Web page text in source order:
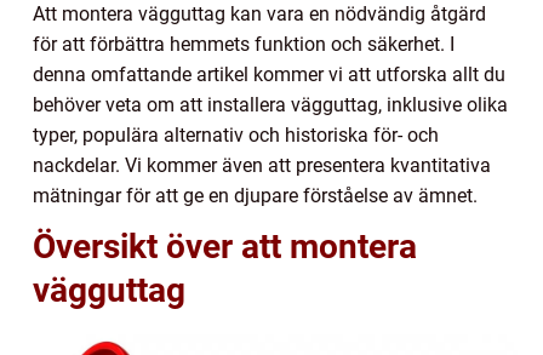
Att montera vägguttag kan vara en nödvändig åtgärd
för att förbättra hemmets funktion och säkerhet. I
denna omfattande artikel kommer vi att utforska allt du
behöver veta om att installera vägguttag, inklusive olika
typer, populära alternativ och historiska för- och
nackdelar. Vi kommer även att presentera kvantitativa
mätningar för att ge en djupare förståelse av ämnet.
Översikt över att montera
vägguttag